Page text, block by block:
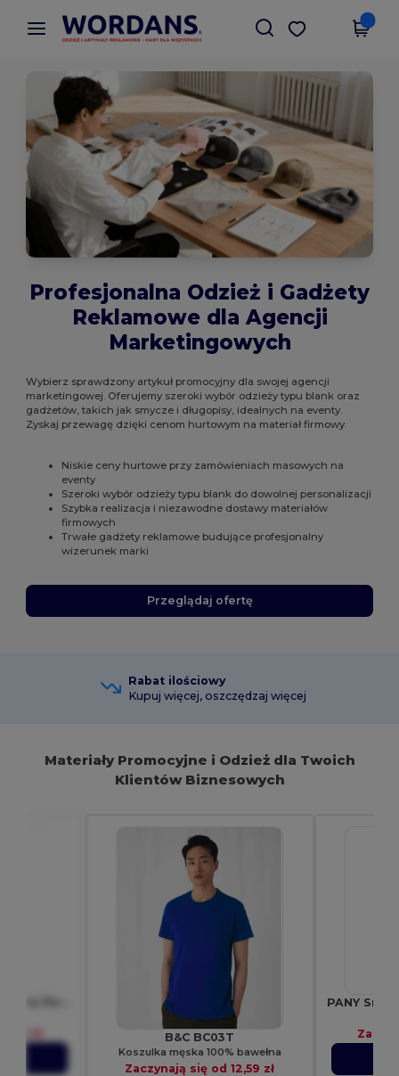
× Aplikacja Wordans
Lepsze ceny w aplikacji!
Pobierz app
Profesjonalna Odzież i Gadżety
Reklamowe dla Agencji
Marketingowych
Wybierz sprawdzony artykuł promocyjny dla swojej agencji
marketingowej. Oferujemy szeroki wybór odzieży typu blank oraz
gadżetów, takich jak smycze i długopisy, idealnych na eventy.
Zyskaj przewagę dzięki cenom hurtowym na materiał firmowy.
Niskie ceny hurtowe przy zamówieniach masowych na
eventy
Szeroki wybór odzieży typu blank do dowolnej personalizacji
Szybka realizacja i niezawodne dostawy materiałów
firmowych
Trwałe gadżety reklamowe budujące profesjonalny
wizerunek marki
Przeglądaj ofertę
Rabat ilościowy
Kupuj więcej, oszczędzaj więcej
Materiały Promocyjne i Odzież dla Twoich
Klientów Biznesowych
B&C BC03T
Koszulka męska 100% bawełna
Zaczynają się od12,59 zł